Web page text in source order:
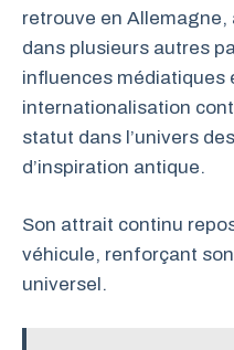
retrouve en Allemagne,
dans plusieurs autres
influences médiatiques
internationalisation
statut dans l’univers
d’inspiration antique.
Son attrait continu
véhicule, renforçant
universel.